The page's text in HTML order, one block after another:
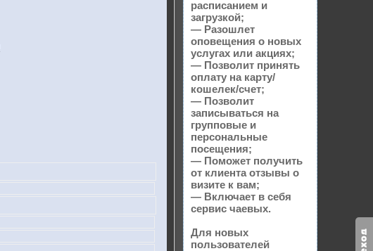
расписанием и
загрузкой;
— Разошлет
оповещения о новых
услугах или акциях;
— Позволит принять
оплату на карту/
кошелек/счет;
— Позволит
записываться на
групповые и
персональные
посещения;
— Поможет получить
от клиента отзывы о
визите к вам;
— Включает в себя
сервис чаевых.
Для новых
пользователей